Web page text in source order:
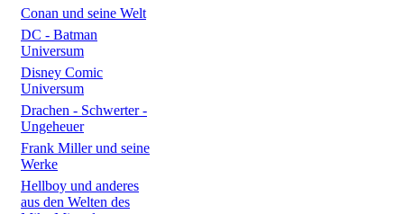
Conan und seine Welt
DC - Batman
Universum
Disney Comic
Universum
Drachen - Schwerter -
Ungeheuer
Frank Miller und seine
Werke
Hellboy und anderes
aus den Welten des